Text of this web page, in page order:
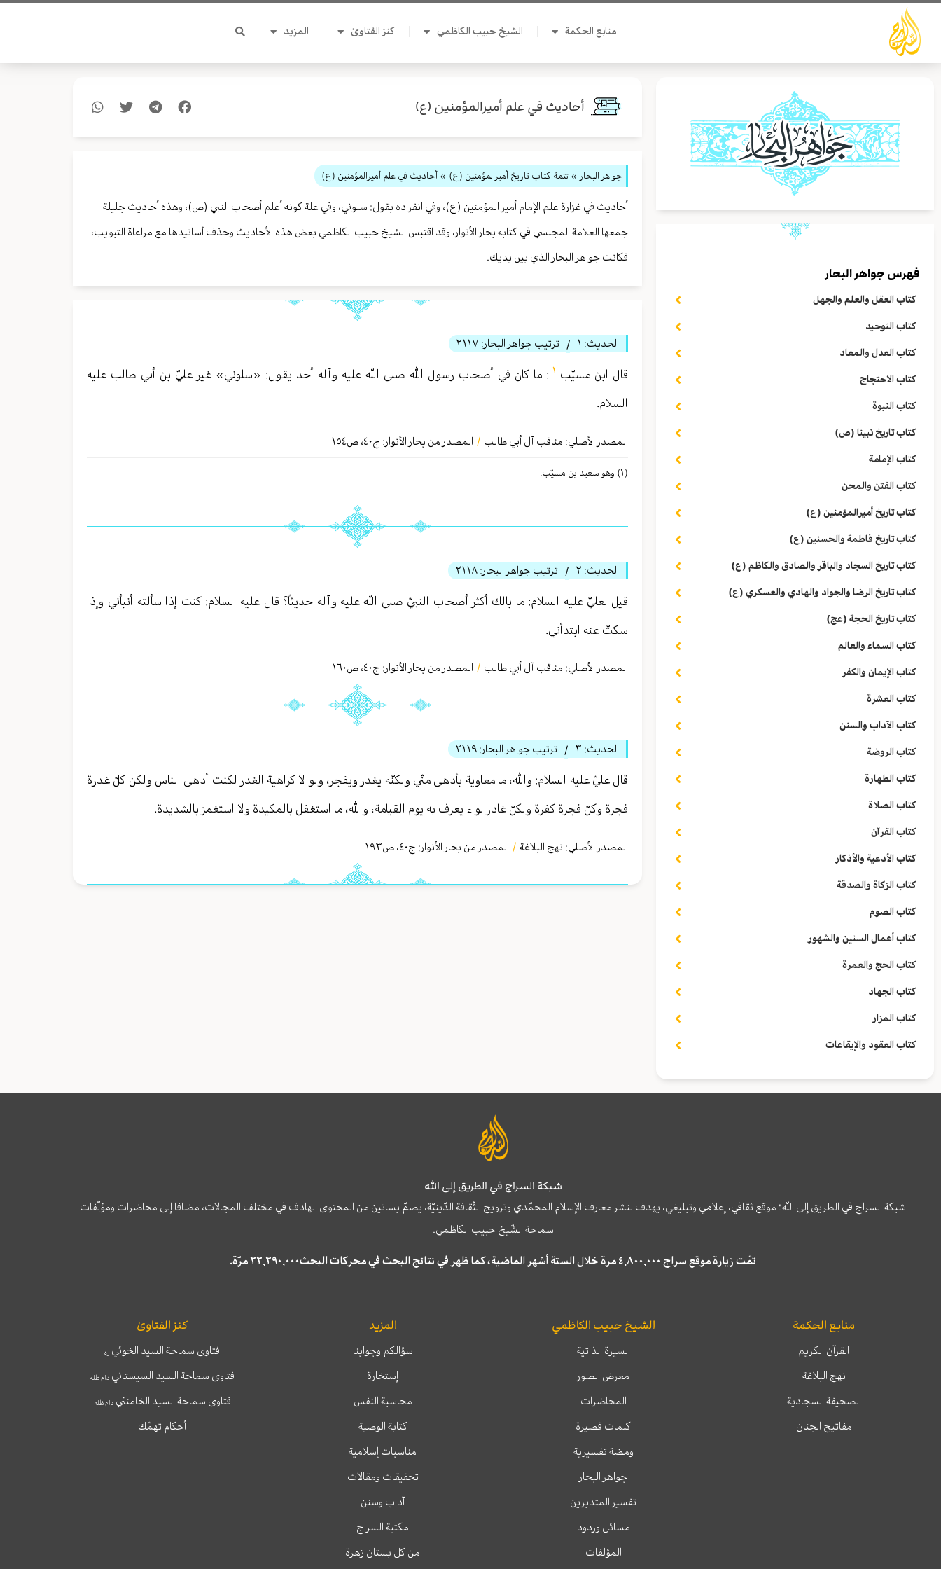
تخطي
المحتوى
منابع الحكمة الشيخ حبيب الكاظمي كنز الفتاوىٰ المزيد
فهرس جواهر البحار
كتاب العقل والعلم والجهل
كتاب التوحيد
كتاب العدل والمعاد
كتاب الاحتجاج
كتاب النبوة
كتاب تاريخ نبينا (ص)
كتاب الإمامة
كتاب الفتن والمحن
كتاب تاريخ أميرالمؤمنين (ع)
كتاب تاريخ فاطمة والحسنين (ع)
كتاب تاريخ السجاد والباقر والصادق والكاظم (ع)
كتاب تاريخ الرضا والجواد والهادي والعسكري (ع)
كتاب تاريخ الحجة (عج)
كتاب السماء والعالم
كتاب الإيمان والكفر
كتاب العشرة
كتاب الآداب والسنن
كتاب الروضة
كتاب الطهارة
كتاب الصلاة
كتاب القرآن
كتاب الأدعية والأذكار
كتاب الزكاة والصدقة
كتاب الصوم
كتاب أعمال السنين والشهور
كتاب الحج والعمرة
كتاب الجهاد
كتاب المزار
كتاب العقود والإيقاعات
أحاديث في علم أميرالمؤمنين (ع)
جواهر البحار » تتمة كتاب تاريخ أميرالمؤمنين (ع) » أحاديث في علم أميرالمؤمنين (ع)
أحاديث في غزارة علم الإمام أمير المؤمنين (ع)، وفي انفراده بقول: سلوني، وفي علة كونه أعلم أصحاب النبي (ص)، وهذه أحاديث جليلة
جمعها العلامة المجلسي في كتابه بحار الأنوار، وقد اقتبس الشيخ حبيب الكاظمي بعض هذه الأحاديث وحذف أسانيدها مع مراعاة التبويب،
فكانت جواهر البحار الذي بين يديك.
الحديث: ١ / ترتيب جواهر البحار: ٢١١٧
قال ابن مسيّب
: ما كان في أصحاب رسول الله صلى الله عليه وآله أحد يقول: «سلوني» غير عليّ بن أبي طالب عليه
السلام.
المصدر الأصلي: مناقب آل أبي طالب / المصدر من بحار الأنوار: ج٤٠، ص١٥٤
(١) وهو سعید بن مسیّب.
الحديث: ٢ / ترتيب جواهر البحار: ٢١١٨
قيل لعليّ عليه السلام: ما بالك أكثر أصحاب النبيّ صلى الله عليه وآله حديثاً؟ قال عليه السلام: كنت إذا سألته أنبأني وإذا
سكتّ عنه ابتدأني.
المصدر الأصلي: مناقب آل أبي طالب / المصدر من بحار الأنوار: ج٤٠، ص١٦٠
الحديث: ٣ / ترتيب جواهر البحار: ٢١١٩
قال عليّ عليه السلام: والله، ما معاوية بأدهى منّي ولكنّه يغدر ويفجر، ولو لا كراهية الغدر لكنت أدهى الناس ولكن كلّ غدرة
فجرة وكلّ فجرة كفرة ولكلّ غادر لواء يعرف به يوم القيامة، والله، ما استغفل بالمكيدة ولا استغمز بالشديدة.
المصدر الأصلي: نهج البلاغة / المصدر من بحار الأنوار: ج٤٠، ص١٩٣
شبكة السراج في الطريق إلى الله
شبكة السراج في الطريق إلى الله؛ موقع ثقافي، إعلامي وتبليغي، يهدف لنشر معارف الإسلام المحمّدي وترويج الثّقافة الدّينيّة، يضمّ بساتين من المحتوى الهادف في مختلف المجالات، مضافا إلى محاضرات ومؤلّفات
سماحة الشّيخ حبيب الكاظمي.
تمّت زيارة موقع سراج ٤,٨٠٠,٠٠٠ مرة خلال الستة أشهر الماضية، كما ظهر في نتائج البحث في محركات البحث٢٢,٢٩٠,٠٠٠ مرّة.
منابع الحكمة
القرآن الكريم
نهج البلاغة
الصحيفة السجادية
مفاتيح الجنان
الشيخ حبيب الكاظمي
السيرة الذاتية
معرض الصور
المحاضرات
كلمات قصيرة
ومضة تفسيرية
جواهر البحار
تفسير المتدبرين
مسائل وردود
المؤلفات
المزيد
سؤالكم وجوابنا
إستخارة
محاسبة النفس
كتابة الوصية
مناسبات إسلامية
تحقيقات ومقالات
آداب وسنن
مكتبة السراج
من كل بستان زهرة
كنز الفتاوىٰ
فتاوى سماحة السيد الخوئي ره
فتاوى سماحة السيد السيستاني دام ظله
فتاوى سماحة السيد الخامنئيدام ظله
أحكام تهمّك